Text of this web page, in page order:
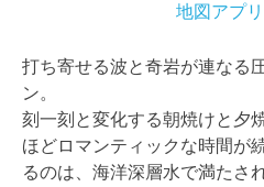
地図アプ
打ち寄せる波と奇岩が連なる
ン。
刻一刻と変化する朝焼けと夕
ほどロマンティックな時間が
るのは、海洋深層水で満たさ